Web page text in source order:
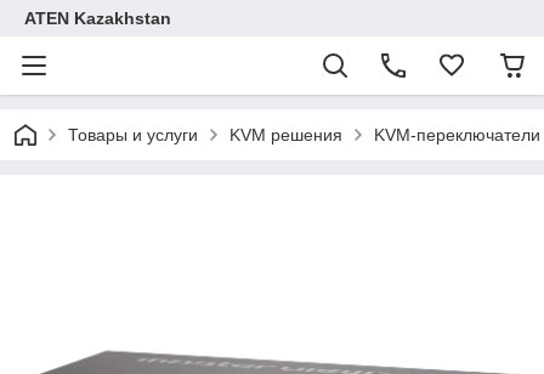
ATEN Kazakhstan
Товары и услуги KVM решения KVM-переключатели